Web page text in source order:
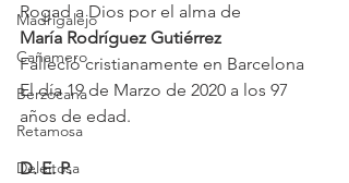
Madrigalejo
Cañamero
Berzocana
Retamosa
Deleitosa
Rogad a Dios por el alma de
María Rodríguez Gutiérrez
Falleció cristianamente en Barcelona
El día 19 de Marzo de 2020 a los 97
años de edad.
D. E. P.